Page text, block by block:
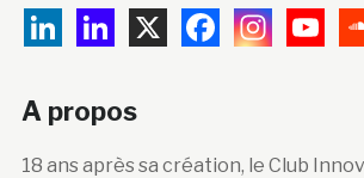
A propos
18 ans après sa création, le Club